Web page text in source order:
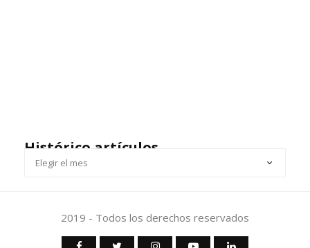
Histórico artículos
2019 - Todos los derechos reservados